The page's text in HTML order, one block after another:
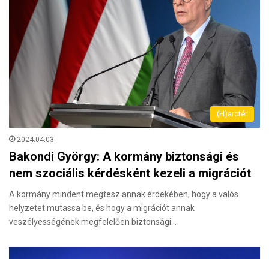
(H)arctér
2024.04.03.
Bakondi György: A kormány biztonsági és
nem szociális kérdésként kezeli a migrációt
A kormány mindent megtesz annak érdekében, hogy a valós
helyzetet mutassa be, és hogy a migrációt annak
veszélyességének megfelelően biztonsági…